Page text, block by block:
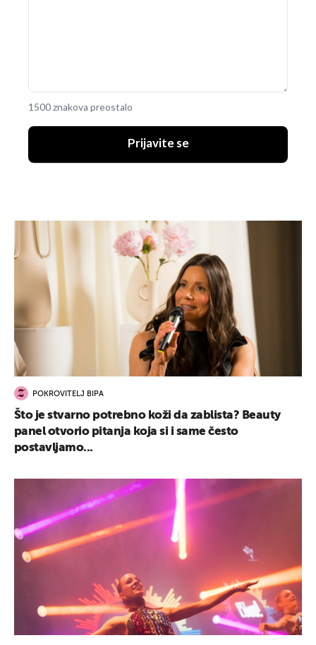
1500 znakova preostalo
Prijavite se
POKROVITELJ BIPA
Što je stvarno potrebno koži da zablista? Beauty
panel otvorio pitanja koja si i same često
postavljamo...